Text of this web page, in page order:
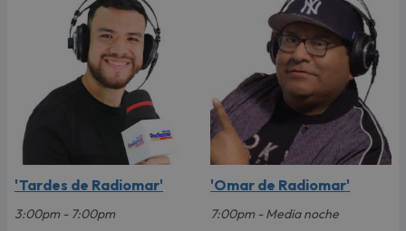
'Tardes de Radiomar'
3:00pm - 7:00pm
'Omar de Radiomar'
7:00pm - Media noche